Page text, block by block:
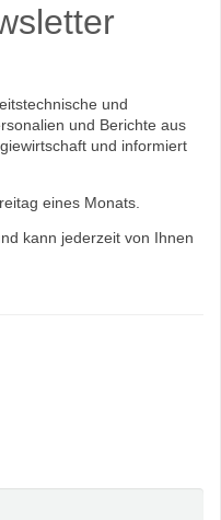
und
und Berichte aus
und informiert
eines Monats.
kann jederzeit von Ihnen